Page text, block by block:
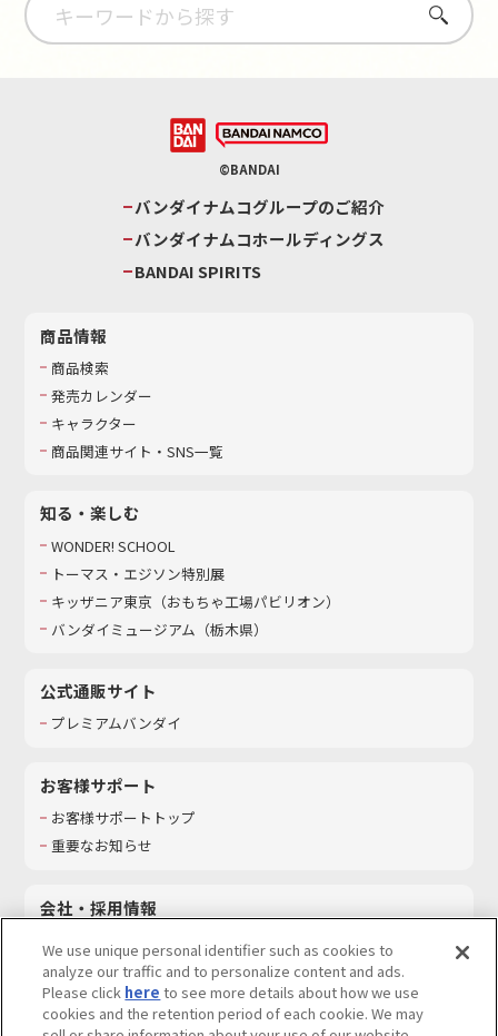
さがす
©BANDAI
バンダイナムコグループのご紹介
バンダイナムコホールディングス
BANDAI SPIRITS
商品情報
商品検索
発売カレンダー
キャラクター
商品関連サイト・SNS一覧
知る・楽しむ
WONDER! SCHOOL
トーマス・エジソン特別展
キッザニア東京（おもちゃ工場パビリオン）​
バンダイミュージアム（栃木県）
公式通販サイト
プレミアムバンダイ
お客様サポート
お客様サポートトップ
重要なお知らせ
会社・採用情報
採用情報
サステナビリティ
お問い合わせ
We use unique personal identifier such as cookies to
analyze our traffic and to personalize content and ads.
Please click here to see more details about how we use
cookies and the retention period of each cookie. We may